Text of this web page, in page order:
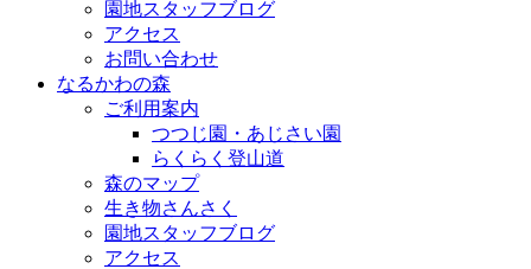
園地スタッフブログ
アクセス
お問い合わせ
なるかわの森
ご利用案内
つつじ園・あじさい園
らくらく登山道
森のマップ
生き物さんさく
園地スタッフブログ
アクセス